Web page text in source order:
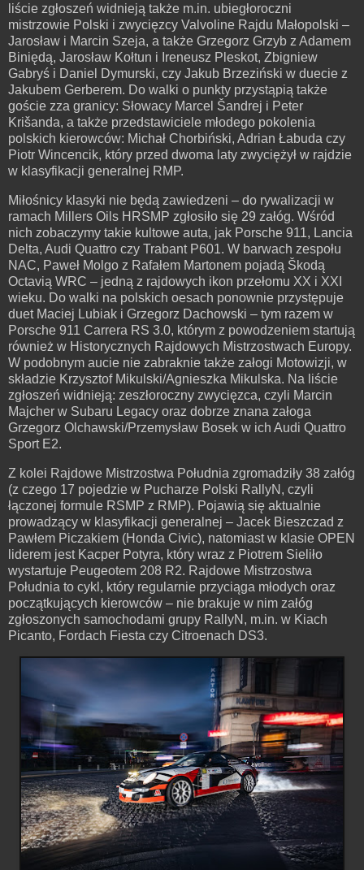
liście zgłoszeń widnieją także m.in. ubiegłoroczni
mistrzowie Polski i zwycięzcy Valvoline Rajdu Małopolski –
Jarosław i Marcin Szeja, a także Grzegorz Grzyb z Adamem
Biniędą, Jarosław Kołtun i Ireneusz Pleskot, Zbigniew
Gabryś i Daniel Dymurski, czy Jakub Brzeziński w duecie z
Jakubem Gerberem. Do walki o punkty przystąpią także
goście zza granicy: Słowacy Marcel Šandrej i Peter
Krišanda, a także przedstawiciele młodego pokolenia
polskich kierowców: Michał Chorbiński, Adrian Łabuda czy
Piotr Wincencik, który przed dwoma laty zwyciężył w rajdzie
w klasyfikacji generalnej RMP.
Miłośnicy klasyki nie będą zawiedzeni – do rywalizacji w
ramach Millers Oils HRSMP zgłosiło się 29 załóg. Wśród
nich zobaczymy takie kultowe auta, jak Porsche 911, Lancia
Delta, Audi Quattro czy Trabant P601. W barwach zespołu
NAC, Paweł Molgo z Rafałem Martonem pojadą Škodą
Octavią WRC – jedną z rajdowych ikon przełomu XX i XXI
wieku. Do walki na polskich oesach ponownie przystępuje
duet Maciej Lubiak i Grzegorz Dachowski – tym razem w
Porsche 911 Carrera RS 3.0, którym z powodzeniem startują
również w Historycznych Rajdowych Mistrzostwach Europy.
W podobnym aucie nie zabraknie także załogi Motowizji, w
składzie Krzysztof Mikulski/Agnieszka Mikulska. Na liście
zgłoszeń widnieją: zeszłoroczny zwycięzca, czyli Marcin
Majcher w Subaru Legacy oraz dobrze znana załoga
Grzegorz Olchawski/Przemysław Bosek w ich Audi Quattro
Sport E2.
Z kolei Rajdowe Mistrzostwa Południa zgromadziły 38 załóg
(z czego 17 pojedzie w Pucharze Polski RallyN, czyli
łączonej formule RSMP z RMP). Pojawią się aktualnie
prowadzący w klasyfikacji generalnej – Jacek Bieszczad z
Pawłem Piczakiem (Honda Civic), natomiast w klasie OPEN
liderem jest Kacper Potyra, który wraz z Piotrem Sieliło
wystartuje Peugeotem 208 R2. Rajdowe Mistrzostwa
Południa to cykl, który regularnie przyciąga młodych oraz
początkujących kierowców – nie brakuje w nim załóg
zgłoszonych samochodami grupy RallyN, m.in. w Kiach
Picanto, Fordach Fiesta czy Citroenach DS3.